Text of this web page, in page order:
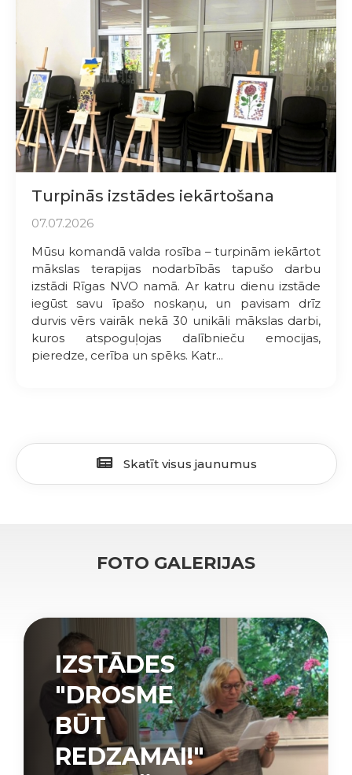
Turpinās izstādes iekārtošana
07.07.2026
Mūsu komandā valda rosība – turpinām iekārtot
mākslas terapijas nodarbībās tapušo darbu
izstādi Rīgas NVO namā. Ar katru dienu izstāde
iegūst savu īpašo noskaņu, un pavisam drīz
durvis vērs vairāk nekā 30 unikāli mākslas darbi,
kuros atspoguļojas dalībnieču emocijas,
pieredze, cerība un spēks. Katr...
Skatīt visus jaunumus
FOTO GALERIJAS
IZSTĀDES
"DROSME
BŪT
REDZAMAI!"